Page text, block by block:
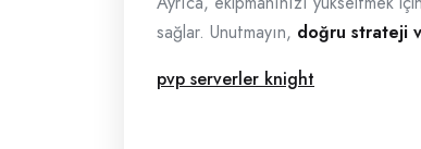
sağlar. Unutmayın, doğru strateji
pvp serverler knight